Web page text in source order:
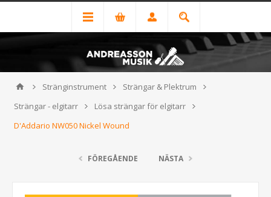
Stränginstrument
Strängar & Plektrum
Strängar - elgitarr
Lösa strängar för elgitarr
D'Addario NW050 Nickel Wound
FÖREGÅENDE NÄSTA